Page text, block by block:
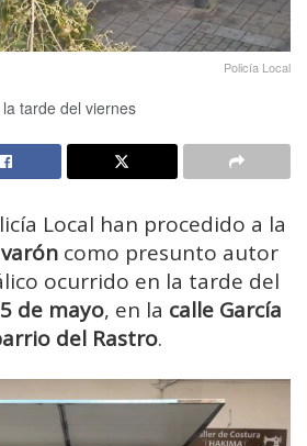
Policía Local
tarde del viernes
Local han procedido a la
como presunto autor
ocurrido en la tarde del
de mayo, en la calle García
del Rastro.